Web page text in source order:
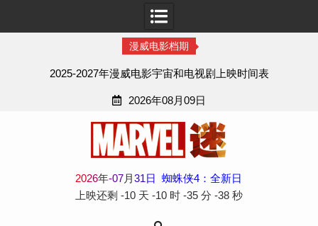
漫威电影档期
2025-2027年漫威电影宇宙和电视剧上映时间表
2026年08月09日
2026年-07月31日
蜘蛛侠4：全新日
上映还剩 -10 天 -10 时 -35 分 -39 秒